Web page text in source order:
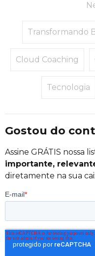
Transformando
Cloud Coaching
Tecnologia
Gostou do
Assine GRÁTIS nossa
importante,
diretamente na sua